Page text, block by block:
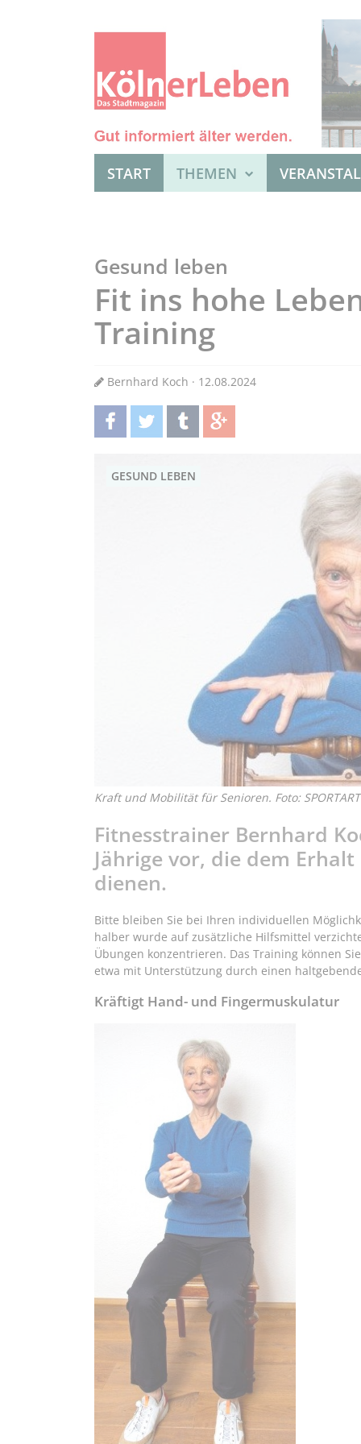
START THEMEN
Gesund leben
Fit ins hohe
Training
Bernhard Koch · 12.08.2024
GESUND LEBEN
Kraft und Mobilität für Senioren. Foto:
Fitnesstrainer Bernhard
Jährige vor, die dem
dienen.
Bitte bleiben Sie bei Ihren individuellen
halber wurde auf zusätzliche Hilfsmittel
Übungen konzentrieren. Das Training können
etwa mit Unterstützung durch einen
Kräftigt Hand- und Fingermuskulatur